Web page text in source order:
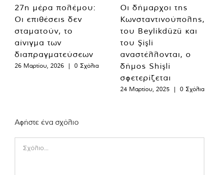
27η μέρα πολέμου:
Οι επιθέσεις δεν
σταματούν, το
αίνιγμα των
διαπραγματεύσεων
26 Μαρτίου, 2026 | 0 Σχόλια
Οι δήμαρχοι της
Κωνσταντινούπολης,
του Beylikdüzü και
του Şişli
αναστέλλονται, ο
δήμος Shişli
σφετερίζεται
24 Μαρτίου, 2025 | 0 Σχόλια
Αφήστε ένα σχόλιο